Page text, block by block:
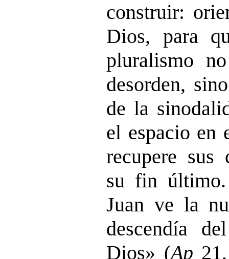
construir:
Dios, para
pluralismo
desorden,
de la
el espacio en
recupere sus
su fin
Juan ve la
descendía
Dios» (Ap